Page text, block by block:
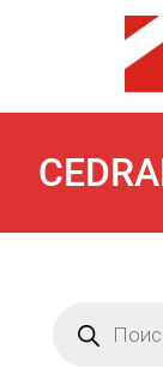
товаров